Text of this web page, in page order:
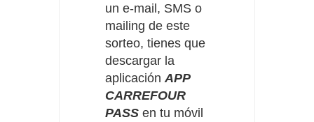
un e-mail, SMS o
mailing de este
sorteo, tienes que
descargar la
aplicación APP
CARREFOUR
PASS en tu móvil